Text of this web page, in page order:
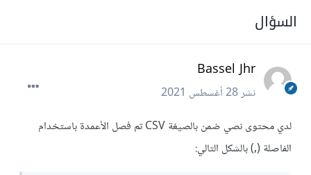
السؤال
Bassel Jhr
نشر28 أغسطس 2021
لدي محتوى نصي ضمن بالصيغة CSV تم فصل الأعمدة باستخدام
الفاصلة (,) بالشكل التالي: